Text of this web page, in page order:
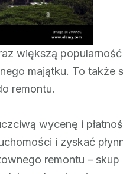
większą
majątku. To także
remontu.
wycenę i
i zyskać
remontu –